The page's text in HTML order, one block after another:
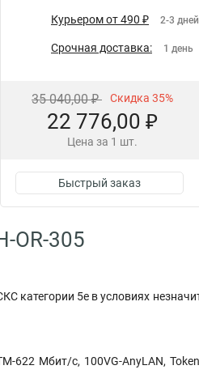
Курьером от 490 ₽ 2-3 дней
Срочная доставка: 1 день
35 040,00 ₽ Скидка 35%
22 776,00 ₽
Цена за 1 шт.
Быстрый заказ
OR-305
категории 5e в условиях
622 Мбит/с, 100VG-AnyLAN,